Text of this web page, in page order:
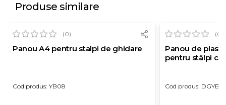
Produse similare
(0)
Panou A4 pentru stalpi de ghidare
Cod produs: YB08
(0)
Panou de
pentru stâlpi cu
Cod produs: